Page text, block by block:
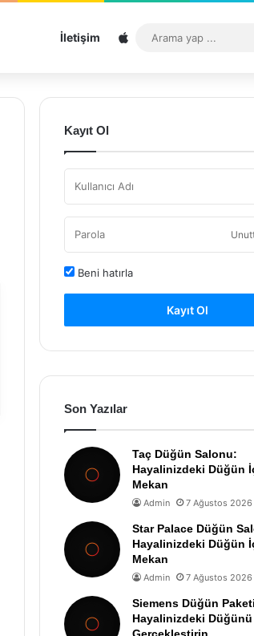
İletişim Sitemap
Kayıt Ol
Beni hatırla
Kayıt Ol
Son Yazılar
Taç Düğün Salonu:
Hayalinizdeki Düğün
Mekan
Admin 7 Ağustos 2026
Star Palace Düğün
Hayalinizdeki Düğün
Mekan
Admin 7 Ağustos 2026
Siemens Düğün
Hayalinizdeki Düğünü